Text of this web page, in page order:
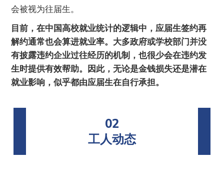
会被视为往届生。
目前，在中国高校就业统计的逻辑中，应届生签约再
解约通常也会算进就业率。大多政府或学校部门并没
有披露违约企业过往经历的机制，也很少会在违约发
生时提供有效帮助。因此，无论是金钱损失还是潜在
就业影响，似乎都由应届生在自行承担。
02
工人动态